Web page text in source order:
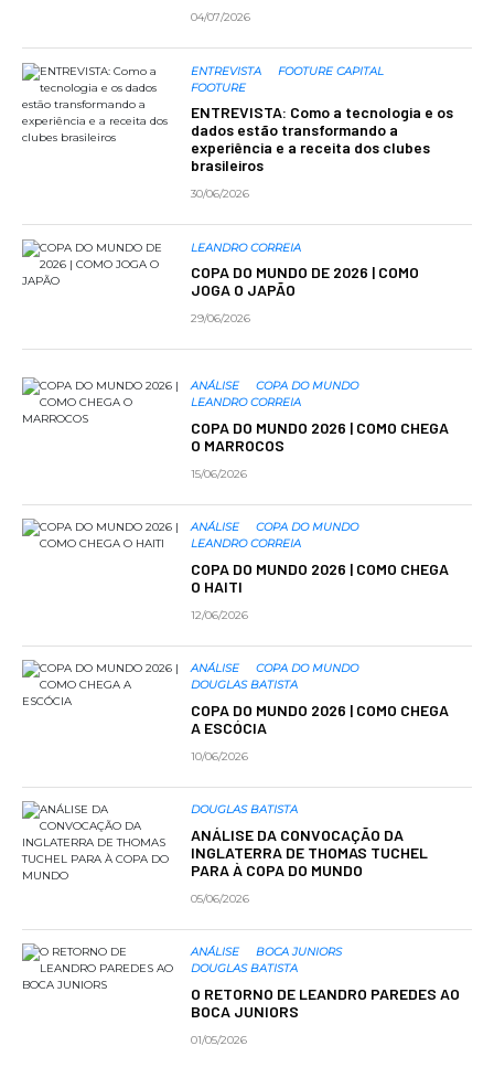
04/07/2026
ENTREVISTA
FOOTURE CAPITAL
FOOTURE
ENTREVISTA: Como a tecnologia e os
dados estão transformando a
experiência e a receita dos clubes
brasileiros
30/06/2026
LEANDRO CORREIA
COPA DO MUNDO DE 2026 | COMO
JOGA O JAPÃO
29/06/2026
ANÁLISE
COPA DO MUNDO
LEANDRO CORREIA
COPA DO MUNDO 2026 | COMO CHEGA
O MARROCOS
15/06/2026
ANÁLISE
COPA DO MUNDO
LEANDRO CORREIA
COPA DO MUNDO 2026 | COMO CHEGA
O HAITI
12/06/2026
ANÁLISE
COPA DO MUNDO
DOUGLAS BATISTA
COPA DO MUNDO 2026 | COMO CHEGA
A ESCÓCIA
10/06/2026
DOUGLAS BATISTA
ANÁLISE DA CONVOCAÇÃO DA
INGLATERRA DE THOMAS TUCHEL
PARA À COPA DO MUNDO
05/06/2026
ANÁLISE
BOCA JUNIORS
DOUGLAS BATISTA
O RETORNO DE LEANDRO PAREDES AO
BOCA JUNIORS
01/05/2026